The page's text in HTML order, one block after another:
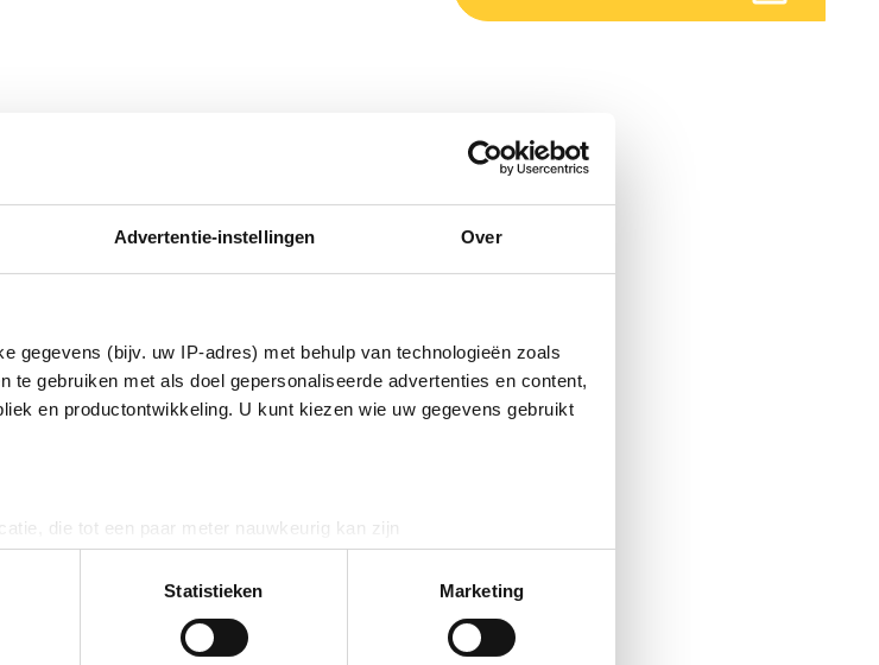
Advertentie-instellingen Over
gegevens (bijv. uw IP-adres) met behulp van technologieën zoals
te gebruiken met als doel gepersonaliseerde advertenties en content,
en productontwikkeling. U kunt kiezen wie uw gegevens gebruikt
die tot een paar meter nauwkeurig kan zijn
op specifieke eigenschappen (fingerprinting)
verwerkt en stel uw voorkeuren in het
detailgedeeltein. U kunt uw
Cookieverklaring.
Statistieken Marketing